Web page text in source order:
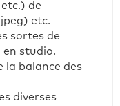
de
etc.
sortes de
en studio.
la balance des
diverses